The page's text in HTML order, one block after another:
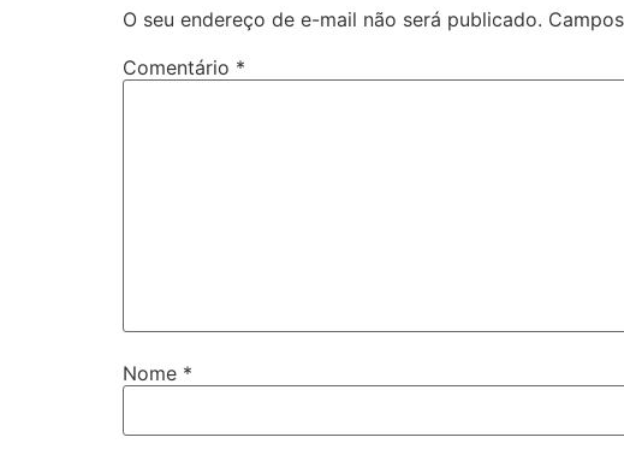
O seu endereço de e-mail não será publicado.
Comentário *
Nome *